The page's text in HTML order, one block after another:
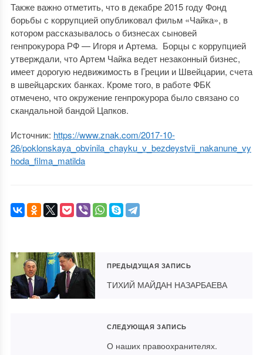
Также важно отметить, что в декабре 2015 году Фонд
борьбы с коррупцией опубликовал фильм «Чайка», в
котором рассказывалось о бизнесах сыновей
генпрокурора РФ — Игоря и Артема. Борцы с коррупцией
утверждали, что Артем Чайка ведет незаконный бизнес,
имеет дорогую недвижимость в Греции и Швейцарии, счета
в швейцарских банках. Кроме того, в работе ФБК
отмечено, что окружение генпрокурора было связано со
скандальной бандой Цапков.
Источник: https://www.znak.com/2017-10-
26/poklonskaya_obvinila_chayku_v_bezdeystvii_nakanune_vy
hoda_filma_matilda
ПРЕДЫДУЩАЯ ЗАПИСЬ
ТИХИЙ МАЙДАН НАЗАРБАЕВА
СЛЕДУЮЩАЯ ЗАПИСЬ
О наших правоохранителях.